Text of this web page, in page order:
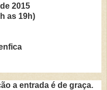
2015
as 19h)
a entrada é de graça.